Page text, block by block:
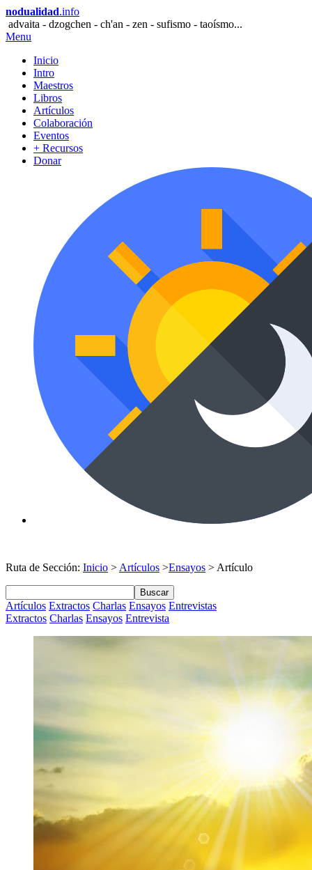
nodualidad.info
advaita - dzogchen - ch'an - zen - sufismo - taoísmo...
Menu
Inicio
Intro
Maestros
Libros
Artículos
Colaboración
Eventos
+ Recursos
Donar
Ruta de Sección: Inicio > Artículos >Ensayos > Artículo
Buscar
Artículos Extractos Charlas Ensayos Entrevistas
Extractos Charlas Ensayos Entrevista